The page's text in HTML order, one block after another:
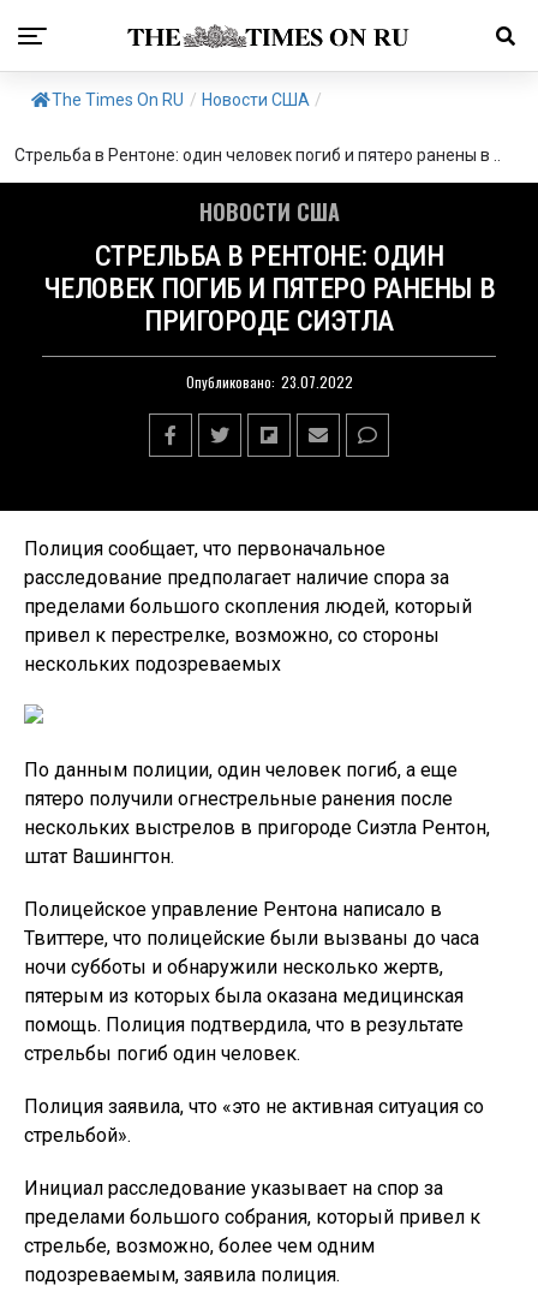
The Times On RU / Новости США /
Стрельба в Рентоне: один человек погиб и пятеро ранены в ..
НОВОСТИ США
СТРЕЛЬБА В РЕНТОНЕ: ОДИН
ЧЕЛОВЕК ПОГИБ И ПЯТЕРО РАНЕНЫ В
ПРИГОРОДЕ СИЭТЛА
Опубликовано: 23.07.2022
Полиция сообщает, что первоначальное
расследование предполагает наличие спора за
пределами большого скопления людей, который
привел к перестрелке, возможно, со стороны
нескольких подозреваемых
По данным полиции, один человек погиб, а еще
пятеро получили огнестрельные ранения после
нескольких выстрелов в пригороде Сиэтла Рентон,
штат Вашингтон.
Полицейское управление Рентона написало в
Твиттере, что полицейские были вызваны до часа
ночи субботы и обнаружили несколько жертв,
пятерым из которых была оказана медицинская
помощь. Полиция подтвердила, что в результате
стрельбы погиб один человек.
Полиция заявила, что «это не активная ситуация со
стрельбой».
Инициал расследование указывает на спор за
пределами большого собрания, который привел к
стрельбе, возможно, более чем одним
подозреваемым, заявила полиция.